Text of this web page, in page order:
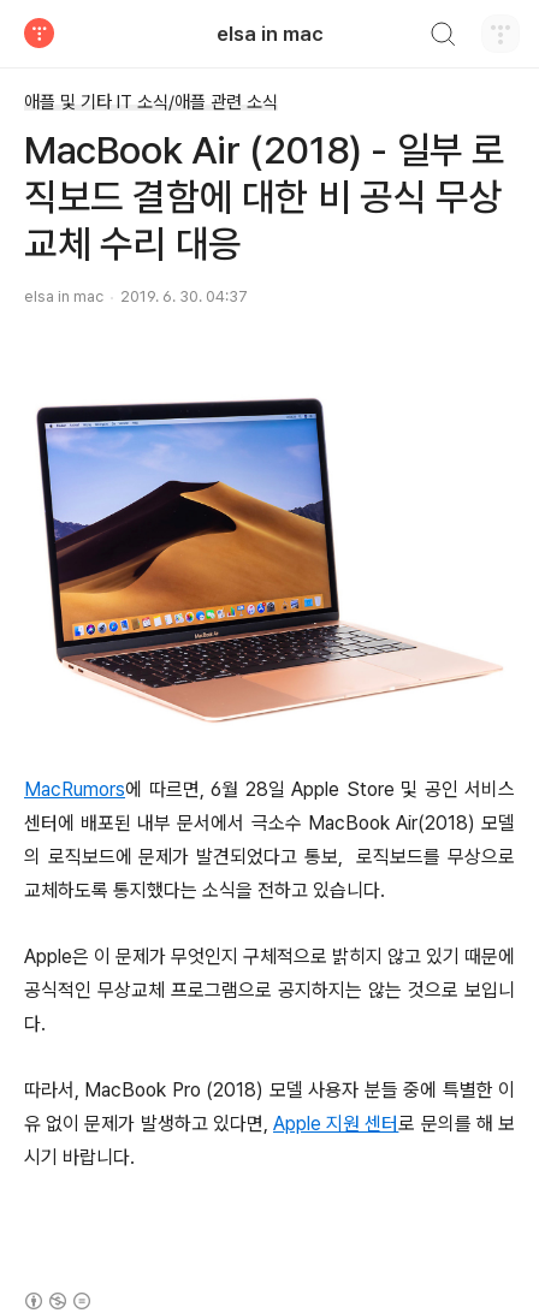
elsa in mac
애플 및 기타 IT 소식/애플 관련 소식
MacBook Air (2018) - 일부 로
직보드 결함에 대한 비 공식 무상
교체 수리 대응
elsa in mac 2019. 6. 30. 04:37
MacRumors에 따르면, 6월 28일 Apple Store 및 공인 서비스
센터에 배포된 내부 문서에서 극소수 MacBook Air(2018) 모델
의 로직보드에 문제가 발견되었다고 통보, 로직보드를 무상으로
교체하도록 통지했다는 소식을 전하고 있습니다.
Apple은 이 문제가 무엇인지 구체적으로 밝히지 않고 있기 때문에
공식적인 무상교체 프로그램으로 공지하지는 않는 것으로 보입니
다.
따라서, MacBook Pro (2018) 모델 사용자 분들 중에 특별한 이
유 없이 문제가 발생하고 있다면, Apple 지원 센터로 문의를 해 보
시기 바랍니다.